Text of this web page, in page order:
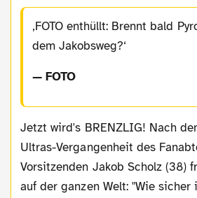
FOTO enthüllt: Brennt bald
dem Jakobsweg?
— FOTO
Jetzt wird's BRENZLIG! Nach den Enthüllungen zur
Ultras-Vergangenheit des
Vorsitzenden Jakob Scholz (38)
auf der ganzen Welt: "Wie sicher